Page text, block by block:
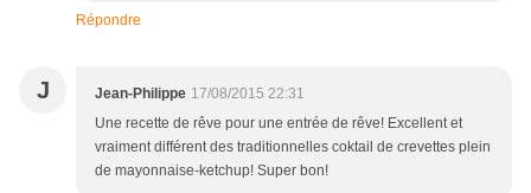
Répondre
J Jean-Philippe 17/08/2015 22:31
Une recette de rêve pour une entrée de rêve! Excellent et
vraiment différent des traditionnelles coktail de crevettes plein
de mayonnaise-ketchup! Super bon!